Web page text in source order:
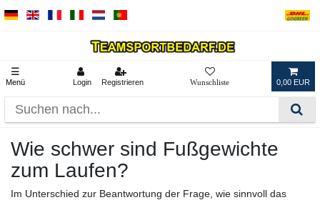
☰
Menü Login Registrieren 0,00 EUR
Wie schwer sind Fußgewichte
zum Laufen?
Im Unterschied zur Beantwortung der Frage, wie sinnvoll das